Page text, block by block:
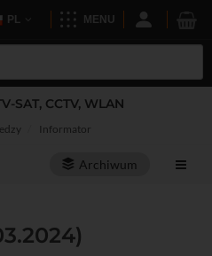
PL MENU
SAT, CCTV, WLAN
Informator
Archiwum